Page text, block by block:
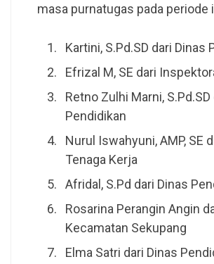
masa purnatugas pada periode
Kartini, S.Pd.SD dari Dinas
Efrizal M, SE dari
Retno Zulhi Marni,
Pendidikan
Nurul Iswahyuni, AMP, SE
Tenaga Kerja
Afridal, S.Pd dari Dinas
Rosarina Perangin Angin
Kecamatan Sekupang
Elma Satri dari Dinas